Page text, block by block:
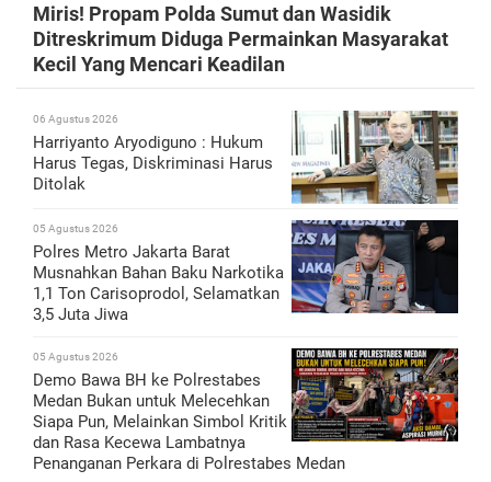
Miris! Propam Polda Sumut dan Wasidik
Ditreskrimum Diduga Permainkan Masyarakat
Kecil Yang Mencari Keadilan
06 Agustus 2026
Harriyanto Aryodiguno : Hukum
Harus Tegas, Diskriminasi Harus
Ditolak
05 Agustus 2026
Polres Metro Jakarta Barat
Musnahkan Bahan Baku Narkotika
1,1 Ton Carisoprodol, Selamatkan
3,5 Juta Jiwa
05 Agustus 2026
Demo Bawa BH ke Polrestabes
Medan Bukan untuk Melecehkan
Siapa Pun, Melainkan Simbol Kritik
dan Rasa Kecewa Lambatnya
Penanganan Perkara di Polrestabes Medan